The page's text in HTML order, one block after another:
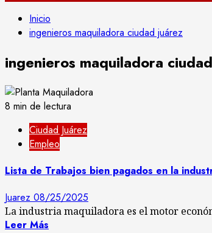
Inicio
ingenieros maquiladora ciudad juárez
ingenieros maquiladora
8 min de lectura
Ciudad Juárez
Empleo
Lista de Trabajos bien pagados en la
Juarez 08/25/2025
La industria maquiladora es el motor
Leer Más